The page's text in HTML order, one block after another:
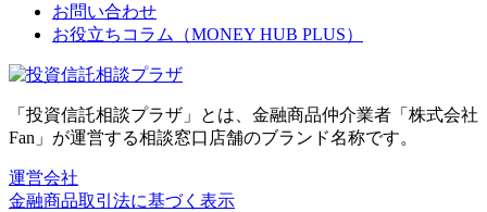
お問い合わせ
お役立ちコラム（MONEY HUB PLUS）
「投資信託相談プラザ」とは、金融商品仲介業者「株式会社
Fan」が運営する相談窓口店舗のブランド名称です。
運営会社
金融商品取引法に基づく表示